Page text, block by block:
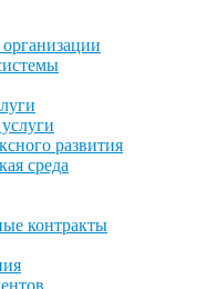
развития
среда
контракты